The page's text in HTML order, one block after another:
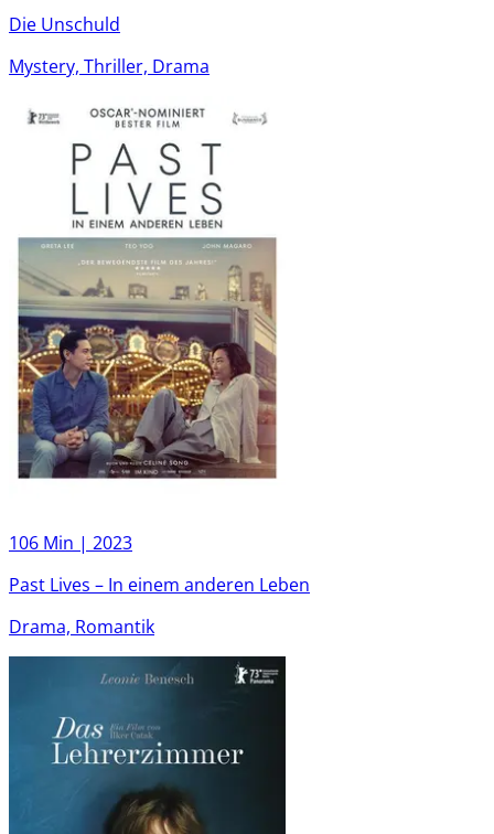
Die Unschuld
Mystery, Thriller, Drama
106 Min | 2023
Past Lives – In einem anderen Leben
Drama, Romantik